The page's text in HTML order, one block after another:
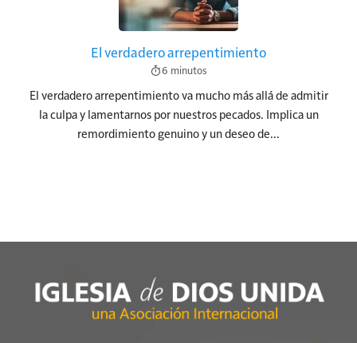
El verdadero arrepentimiento
6 minutos
El verdadero arrepentimiento va mucho más allá de admitir
la culpa y lamentarnos por nuestros pecados. Implica un
remordimiento genuino y un deseo de...